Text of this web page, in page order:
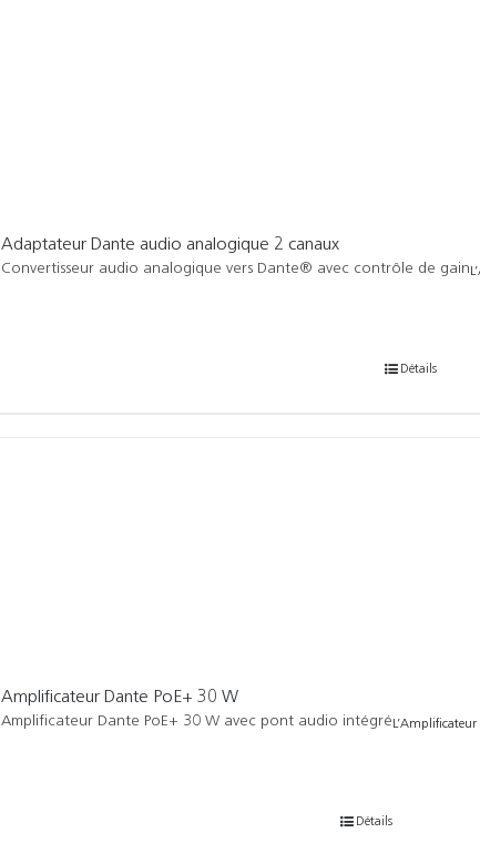
Adaptateur Dante audio analogique 2 canaux
Convertisseur audio analogique vers Dante® avec contrôle de gain
Détails
Amplificateur Dante PoE+ 30 W
Amplificateur Dante PoE+ 30 W avec pont audio intégré
Détails